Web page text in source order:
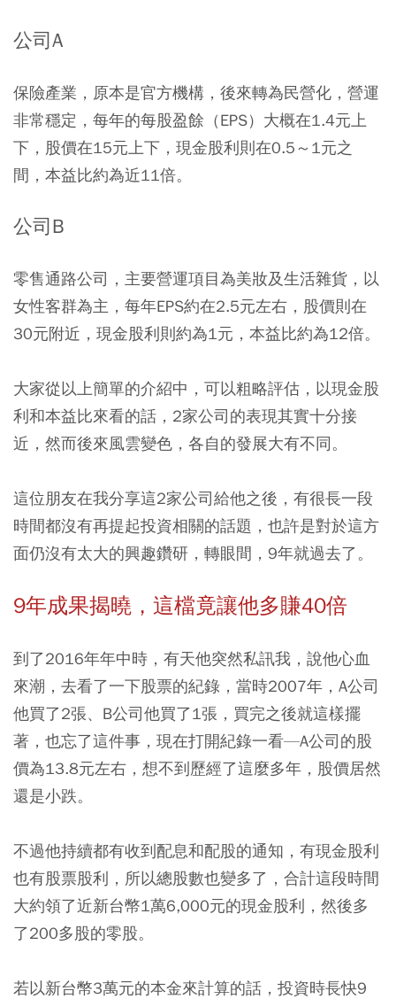
公司A
保險產業，原本是官方機構，後來轉為民營化，營運
非常穩定，每年的每股盈餘（EPS）大概在1.4元上
下，股價在15元上下，現金股利則在0.5～1元之
間，本益比約為近11倍。
公司B
零售通路公司，主要營運項目為美妝及生活雜貨，以
女性客群為主，每年EPS約在2.5元左右，股價則在
30元附近，現金股利則約為1元，本益比約為12倍。
大家從以上簡單的介紹中，可以粗略評估，以現金股
利和本益比來看的話，2家公司的表現其實十分接
近，然而後來風雲變色，各自的發展大有不同。
這位朋友在我分享這2家公司給他之後，有很長一段
時間都沒有再提起投資相關的話題，也許是對於這方
面仍沒有太大的興趣鑽研，轉眼間，9年就過去了。
9年成果揭曉，這檔竟讓他多賺40倍
到了2016年年中時，有天他突然私訊我，說他心血
來潮，去看了一下股票的紀錄，當時2007年，A公司
他買了2張、B公司他買了1張，買完之後就這樣擺
著，也忘了這件事，現在打開紀錄一看—A公司的股
價為13.8元左右，想不到歷經了這麼多年，股價居然
還是小跌。
不過他持續都有收到配息和配股的通知，有現金股利
也有股票股利，所以總股數也變多了，合計這段時間
大約領了近新台幣1萬6,000元的現金股利，然後多
了200多股的零股。
若以新台幣3萬元的本金來計算的話，投資時長快9